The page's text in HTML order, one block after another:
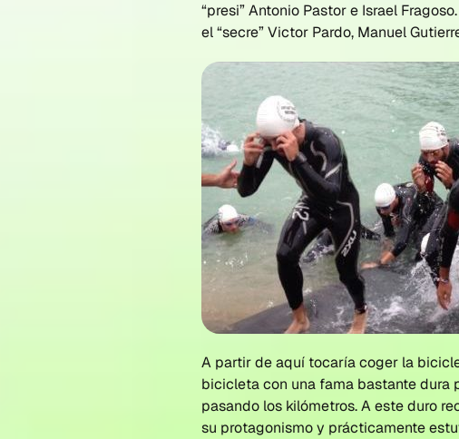
“presi” Antonio Pastor e Israel
el “secre” Victor Pardo, Manuel
A partir de aquí tocaría coger la
bicicleta con una fama bastante dura
pasando los kilómetros. A este duro
su protagonismo y prácticamente